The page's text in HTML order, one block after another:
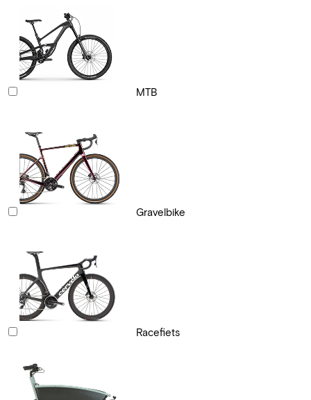
MTB
Gravelbike
Racefiets